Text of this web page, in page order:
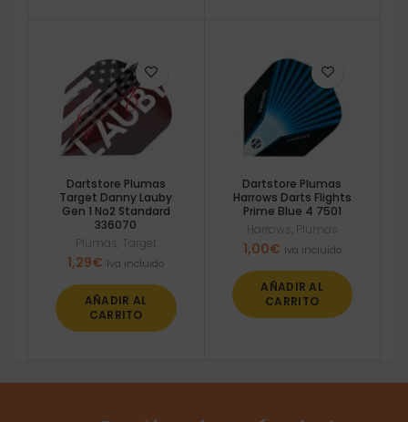
Dartstore Plumas
Target Danny Lauby
Gen 1 No2 Standard
336070
Plumas Target
1,29€ Iva incluido
AÑADIR AL
CARRITO
Dartstore Plumas
Harrows Darts Flights
Prime Blue 4 7501
Harrows Plumas
1,00€ Iva incluido
AÑADIR AL
CARRITO